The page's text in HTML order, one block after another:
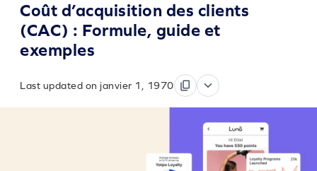
Coût d’acquisition des clients
(CAC) : Formule, guide et
exemples
Last updated on janvier 1, 1970